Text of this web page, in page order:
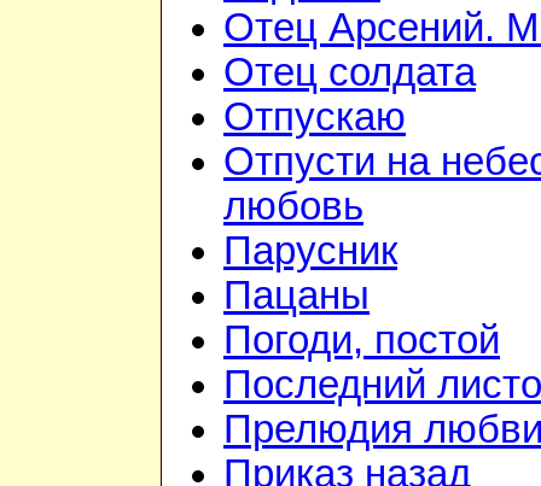
Отец Арсений.
Отец солдата
Отпускаю
Отпусти на
любовь
Парусник
Пацаны
Погоди, постой
Последний
Прелюдия
Приказ назад